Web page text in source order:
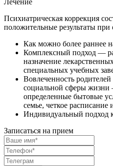
Психиатрическая коррекция
положительные результаты
Как можно более раннее
Комплексный подход —
назначение
специальных учебных
Вовлеченность
социальной сферы жизни
определенные бытовые
семье, четкое
Индивидуальный подход
Записаться на прием